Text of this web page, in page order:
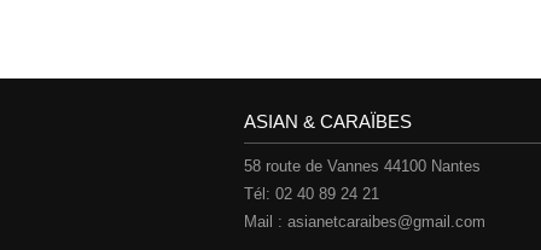
ASIAN & CARAÏBES
58 route de Vannes 44100 Nantes
Tél: 02 40 89 24 21
Mail : asianetcaraibes@gmail.com